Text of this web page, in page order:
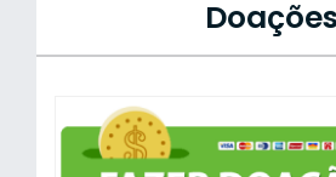
Doações